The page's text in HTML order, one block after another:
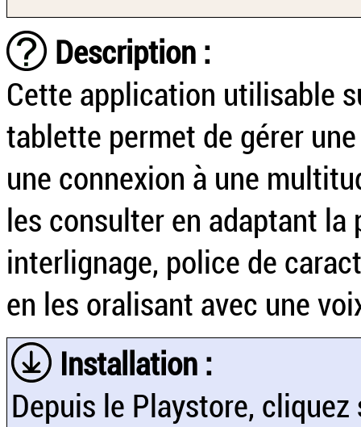
Description :
Cette application utilisable
tablette permet de gérer
une connexion à une
les consulter en adaptant
interlignage, police de
en les oralisant avec une
Installation :
Depuis le Playstore,